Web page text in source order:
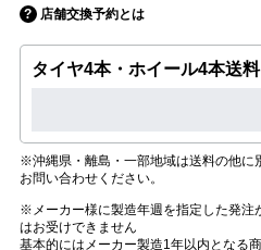
店舗交換予約とは
タイヤ4本・ホイール4本送料
※沖縄県・離島・一部地域は送料の他に
お問い合わせください。
※メーカー様に製造年週を指定した発注
はお受けできません
基本的にはメーカー製造1年以内となる